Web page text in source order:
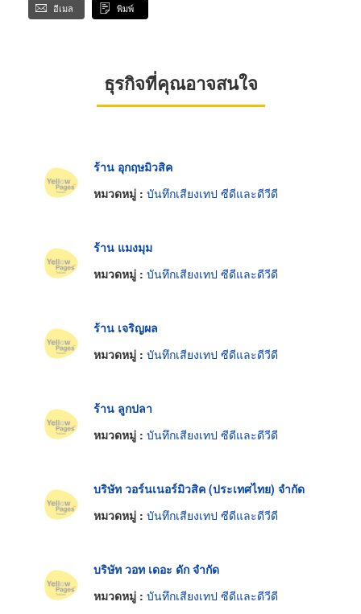
อีเมล พิมพ์
ธุรกิจที่คุณอาจสนใจ
ร้าน อุกฤษมิวสิค
หมวดหมู่ : บันทึกเสียงเทป ซีดีและดีวีดี
ร้าน แมงมุม
หมวดหมู่ : บันทึกเสียงเทป ซีดีและดีวีดี
ร้าน เจริญผล
หมวดหมู่ : บันทึกเสียงเทป ซีดีและดีวีดี
ร้าน ลูกปลา
หมวดหมู่ : บันทึกเสียงเทป ซีดีและดีวีดี
บริษัท วอร์นเนอร์มิวสิค (ประเทศไทย) จำกัด
หมวดหมู่ : บันทึกเสียงเทป ซีดีและดีวีดี
บริษัท วอท เดอะ ดัก จำกัด
หมวดหมู่ : บันทึกเสียงเทป ซีดีและดีวีดี